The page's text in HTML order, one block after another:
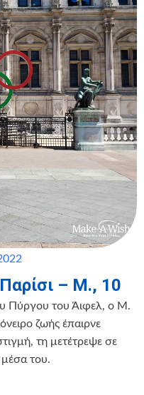
– Μ., 10
Πύργου του Άιφελ, ο Μ.
ζωής έπαιρνε
τη μετέτρεψε σε
του.